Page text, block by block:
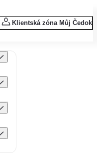
Klientská zóna Můj Čedok